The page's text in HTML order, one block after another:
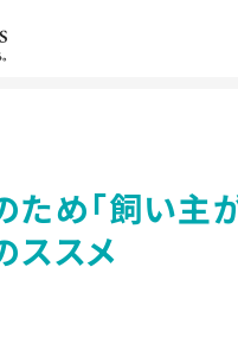
ため「飼い主
ススメ